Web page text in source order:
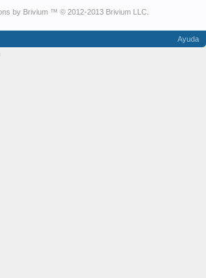
by Brivium ™ © 2012-2013 Brivium LLC.
Ayuda